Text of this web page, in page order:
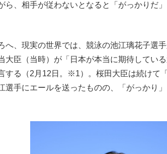
ら、相手が従わないとなると「がっかりだ
、現実の世界では、競泳の池江璃花子選
大臣（当時）が「日本が本当に期待してい
する（2月12日。※1）。桜田大臣は続けて
選手にエールを送ったものの、「がっかり